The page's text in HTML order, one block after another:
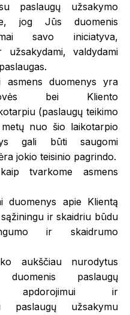
paslaugų užsakymo
jog Jūs duomenis
savo iniciatyva,
užsakydami, valdydami
asmens duomenys yra
bei Kliento
(paslaugų teikimo
nuo šio laikotarpio
gali būti saugomi
jokio teisinio pagrindo.
tvarkome asmens
duomenys apie Klientą
ir skaidriu būdu
ir skaidrumo
aukščiau nurodytus
paslaugų
apdorojimui ir
paslaugų užsakymu